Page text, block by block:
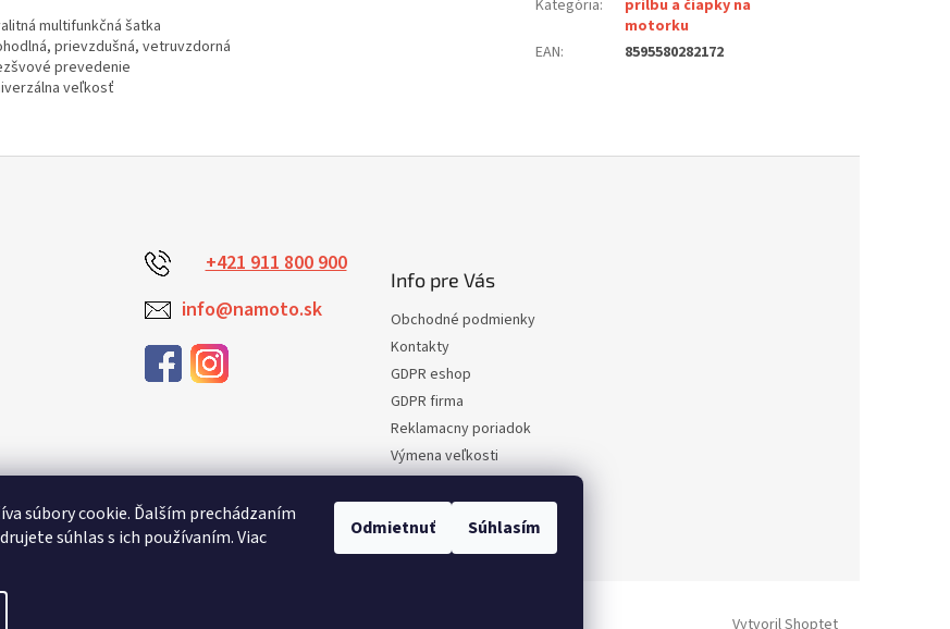
súbory cookie. Ďalším prechádzaním
súhlas s ich používaním. Viac
Odmietnuť Súhlasím
multifunkčná šatka
prievzdušná, vetruvzdorná
prevedenie
veľkosť
Kategória:
prilbu a čiapky na
motorku
EAN: 8595580282172
+421 911 800 900
info@namoto.sk
Info pre Vás
Obchodné podmienky
Kontakty
GDPR eshop
GDPR firma
Reklamacny poriadok
Výmena veľkosti
Certifikacia
Moja objednávka
Vytvoril Shoptet